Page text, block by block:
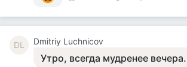
DL Dmitriy Luchnicov
Утро, всегда мудренее вечера.